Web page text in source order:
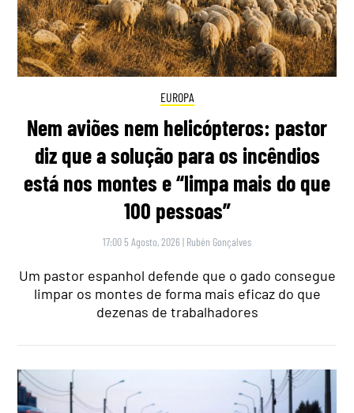
EUROPA
Nem aviões nem helicópteros: pastor
diz que a solução para os incêndios
está nos montes e “limpa mais do que
100 pessoas”
17:00 5 Agosto, 2026 | Rubén Gonçalves
Um pastor espanhol defende que o gado consegue
limpar os montes de forma mais eficaz do que
dezenas de trabalhadores